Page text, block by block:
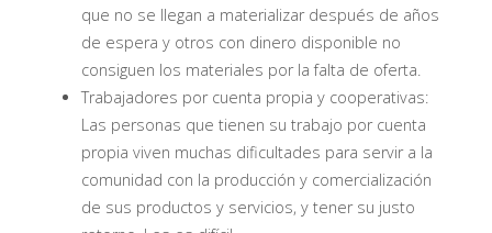
que no se llegan a materializar después de años
de espera y otros con dinero disponible no
consiguen los materiales por la falta de oferta.
Trabajadores por cuenta propia y cooperativas:
Las personas que tienen su trabajo por cuenta
propia viven muchas dificultades para servir a la
comunidad con la producción y comercialización
de sus productos y servicios, y tener su justo